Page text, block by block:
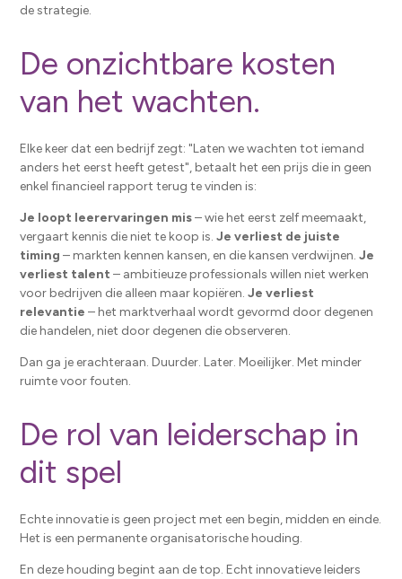
de strategie.
De onzichtbare kosten
van het wachten.
Elke keer dat een bedrijf zegt: "Laten we wachten tot iemand
anders het eerst heeft getest", betaalt het een prijs die in geen
enkel financieel rapport terug te vinden is:
Je loopt leerervaringen mis– wie het eerst zelf meemaakt,
vergaart kennis die niet te koop is.Je verliest de juiste
timing – markten kennen kansen, en die kansen verdwijnen.Je
verliest talent – ​​ambitieuze professionals willen niet werken
voor bedrijven die alleen maar kopiëren.Je verliest
relevantie – het marktverhaal wordt gevormd door degenen
die handelen, niet door degenen die observeren.
Dan ga je erachteraan. Duurder. Later. Moeilijker. Met minder
ruimte voor fouten.
De rol van leiderschap in
dit spel
Echte innovatie is geen project met een begin, midden en einde.
Het is een permanente organisatorische houding.
En deze houding begint aan de top. Echt innovatieve leiders